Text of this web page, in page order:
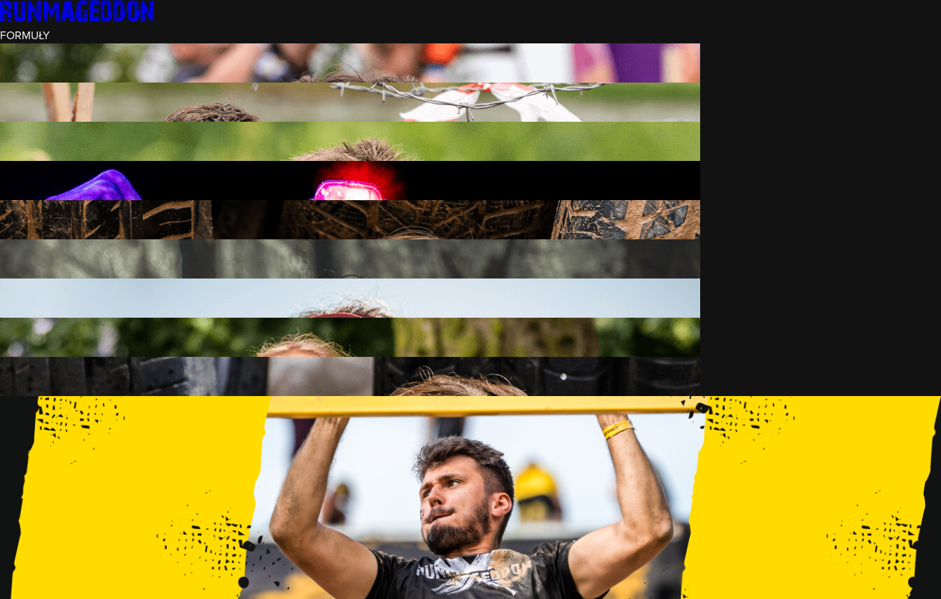
FORMUŁY
INTRO (¼)
15 PRZESZKÓD
3 KM+
REKRUT (½)
30 PRZESZKÓD
RUNMAGEDDON
50 PRZESZKÓD
12 KM+
NOCNY REKRUT (½)
30 PRZESZKÓD
6 KM+
INTRO U-16
15 PRZESZKÓD
3 KM+
RUNMAGEDDON HARDCORE
70 PRZESZKÓD
21 KM+
FAMILY
15 PRZESZKÓD
2 KM+
KIDS
15 PRZESZKÓD
1 KM+
TRENINGI
WYDARZENIA
RUNMAGEDDON LUBLIN ZALEW ZEMBORZYCKI 22/23.08.2026
RUNMAGEDDON ERGO ARENA GDAŃSK/SOPOT 12/13.09.2026
RUNMAGEDDON KIDS: DEMO WARSZAWA 24/26.09.2026
RUNMAGEDDON WROCŁAW KOPALNIA ROLANTOWICE 26/27.09.2026
RUNMAGEDDON WARSZAWA TWIERDZA MODLIN 10/11.10.2026
RUNMAGEDDON JURAPARK BAŁTÓW 24/25.10.2026
RUNMAGEDDON HALLOWEEN WARSZAWA 31.10.2026
TRENINGI
VOUCHERY
DLA ZAWODNIKÓW